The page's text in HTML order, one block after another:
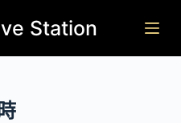
Station